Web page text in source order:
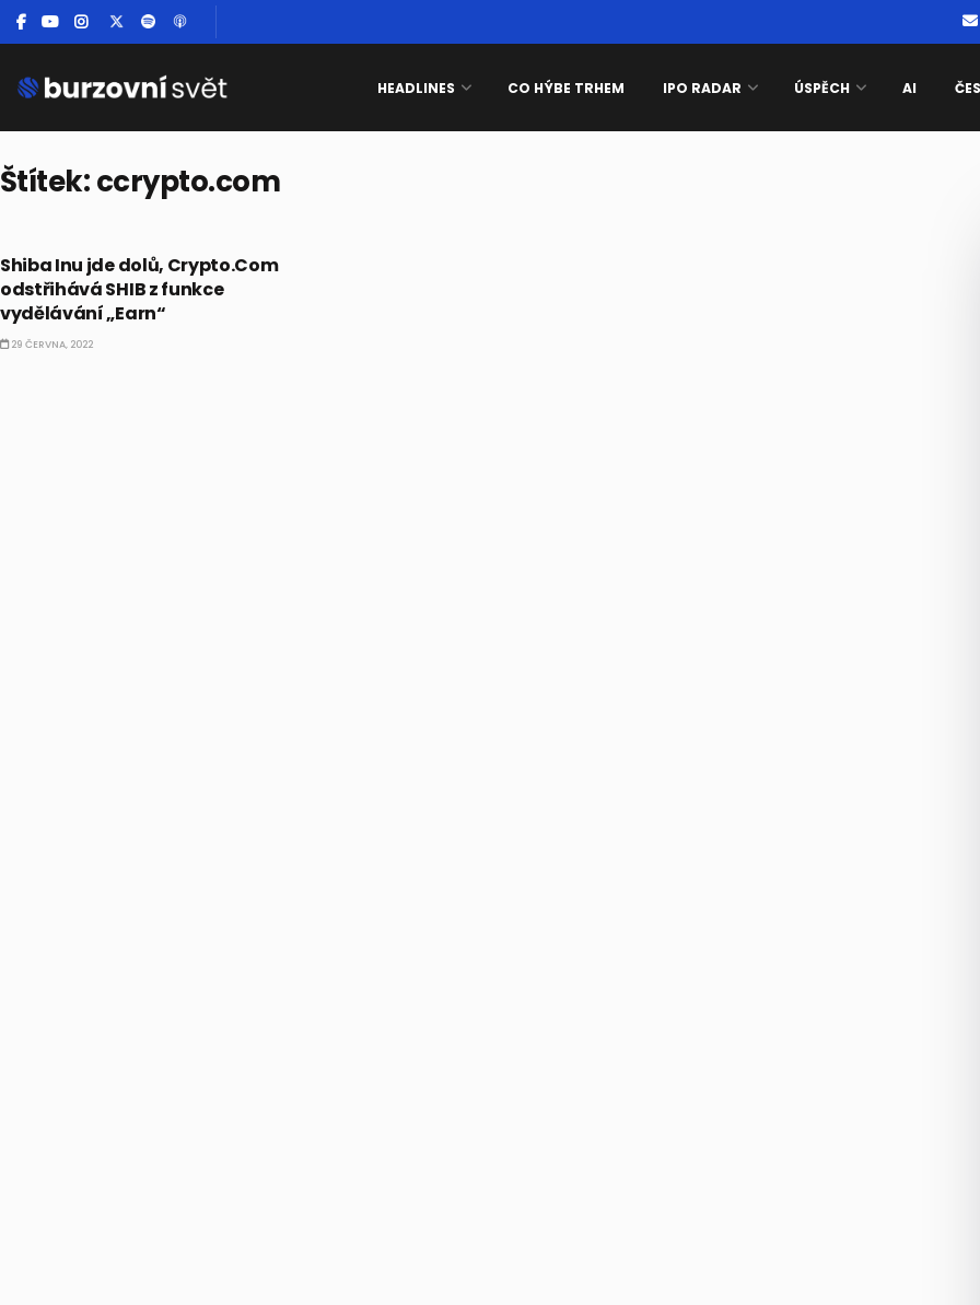
HEADLINES CO HÝBE TRHEM IPO RADAR ÚSPĚCH AI
Štítek:ccrypto.com
Shiba Inu jde dolů, Crypto.Com
odstřihává SHIB z funkce
vydělávání „Earn“
29 ČERVNA, 2022